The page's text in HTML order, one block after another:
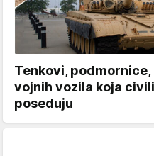
Tenkovi, podmornice,
vojnih vozila koja
poseduju